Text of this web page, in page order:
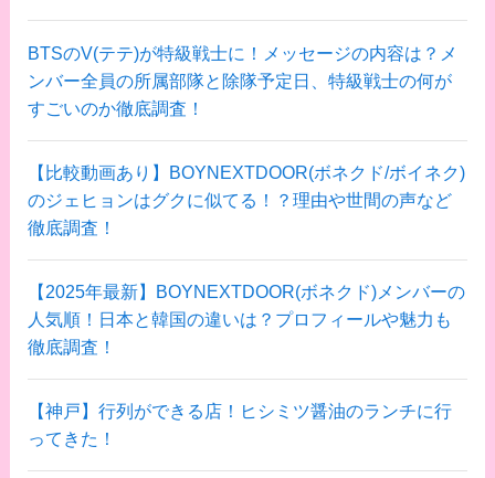
BTSのV(テテ)が特級戦士に！メッセージの内容は？メ
ンバー全員の所属部隊と除隊予定日、特級戦士の何が
すごいのか徹底調査！
【比較動画あり】BOYNEXTDOOR(ボネクド/ボイネク)
のジェヒョンはグクに似てる！？理由や世間の声など
徹底調査！
【2025年最新】BOYNEXTDOOR(ボネクド)メンバーの
人気順！日本と韓国の違いは？プロフィールや魅力も
徹底調査！
【神戸】行列ができる店！ヒシミツ醤油のランチに行
ってきた！